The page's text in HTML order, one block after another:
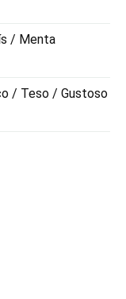
/ Menta
/ Teso / Gustoso